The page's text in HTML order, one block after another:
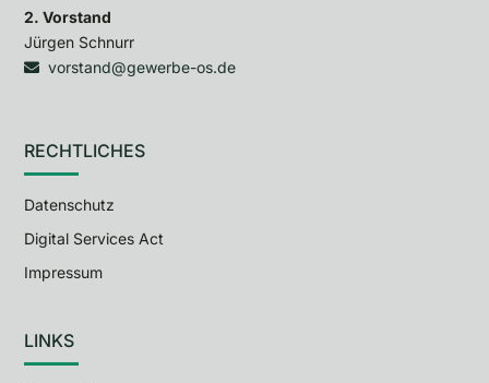
2. Vorstand
Jürgen Schnurr
vorstand@gewerbe-os.de
RECHTLICHES
Datenschutz
Digital Services Act
Impressum
LINKS